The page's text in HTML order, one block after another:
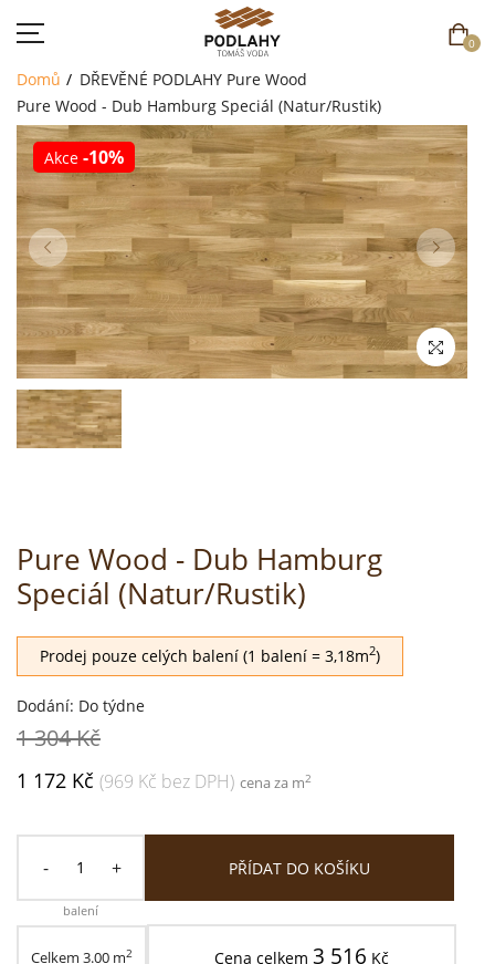
0
DOMŮ
SORTIMENT
AKCE
CENÍK
REFERENCE
SOUTĚŽ
Domů DŘEVĚNÉ PODLAHY Pure Wood
Pure Wood - Dub Hamburg Speciál (Natur/Rustik)
Akce -10%
Pure Wood - Dub Hamburg
Speciál (Natur/Rustik)
Prodej pouze celých balení (1 balení = 3,18m2)
Dodání: Do týdne
1 304 Kč
1 172 Kč (969 Kč bez DPH) cena za m2
- +
balení
PŘÍDAT DO KOŠÍKU
Celkem 3.00 m2 Cena celkem 3 516 Kč